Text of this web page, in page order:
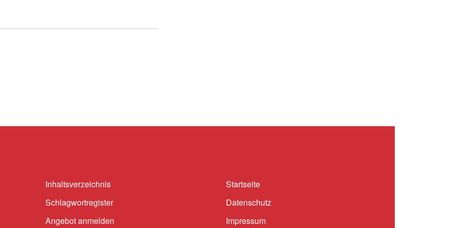
Inhaltsverzeichnis
Schlagwortregister
Angebot anmelden
Startseite
Datenschutz
Impressum